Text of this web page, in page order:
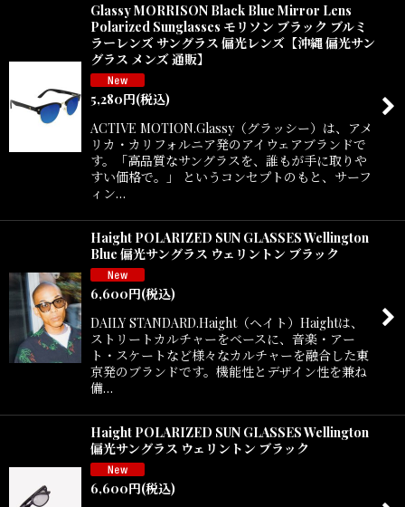
Glassy MORRISON Black Blue Mirror Lens
Polarized Sunglasses モリソン ブラック ブルミ
ラーレンズ サングラス 偏光レンズ【沖縄 偏光サン
グラス メンズ 通販】
5,280円(税込)
ACTIVE MOTION.Glassy（グラッシー）は、アメ
リカ・カリフォルニア発のアイウェアブランドで
す。「高品質なサングラスを、誰もが手に取りや
すい価格で。」 というコンセプトのもと、サーフ
ィン…
Haight POLARIZED SUN GLASSES Wellington
Blue 偏光サングラス ウェリントン ブラック
6,600円(税込)
DAILY STANDARD.Haight（ヘイト）Haightは、
ストリートカルチャーをベースに、音楽・アー
ト・スケートなど様々なカルチャーを融合した東
京発のブランドです。機能性とデザイン性を兼ね
備…
Haight POLARIZED SUN GLASSES Wellington
偏光サングラス ウェリントン ブラック
6,600円(税込)